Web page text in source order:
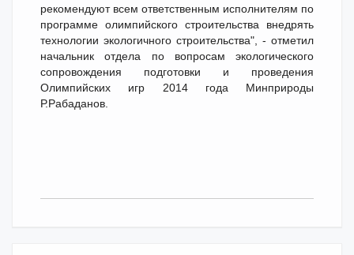
рекомендуют всем ответственным исполнителям по
программе олимпийского строительства внедрять
технологии экологичного строительства", - отметил
начальник отдела по вопросам экологического
сопровождения подготовки и проведения
Олимпийских игр 2014 года Минприроды
Р.Рабаданов.